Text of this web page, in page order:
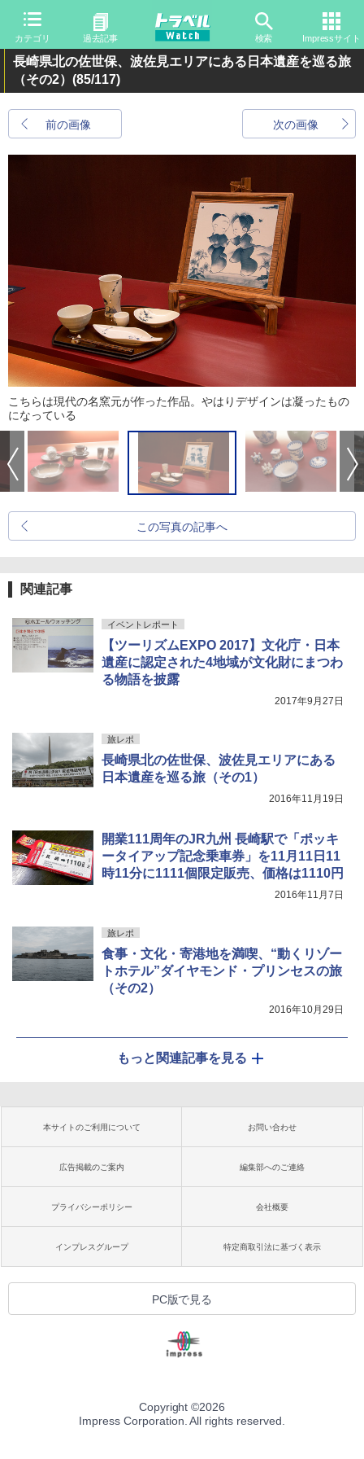
カテゴリ 過去記事 検索 Impressサイト
長崎県北の佐世保、波佐見エリアにある日本遺産を巡る旅
（その2） (85/117)
前の画像 次の画像
こちらは現代の名窯元が作った作品。やはりデザインは凝ったもの
になっている
この写真の記事へ
関連記事
イベントレポート
【ツーリズムEXPO 2017】文化庁・日本
遺産に認定された4地域が文化財にまつわ
る物語を披露
2017年9月27日
旅レポ
長崎県北の佐世保、波佐見エリアにある
日本遺産を巡る旅（その1）
2016年11月19日
開業111周年のJR九州 長崎駅で「ポッキ
ータイアップ記念乗車券」を11月11日11
時11分に1111個限定販売、価格は1110円
2016年11月7日
旅レポ
食事・文化・寄港地を満喫、“動くリゾー
トホテル”ダイヤモンド・プリンセスの旅
（その2）
2016年10月29日
もっと関連記事を見る
本サイトのご利用について お問い合わせ
広告掲載のご案内 編集部へのご連絡
プライバシーポリシー 会社概要
インプレスグループ 特定商取引法に基づく表示
PC版で見る
Copyright ©2026
Impress Corporation. All rights reserved.